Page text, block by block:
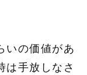
いの価値があ
は手放しなさ